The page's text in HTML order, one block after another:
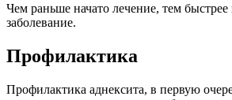
Чем раньше начато лечение, тем быстрее
заболевание.
Профилактика
Профилактика аднексита, в первую